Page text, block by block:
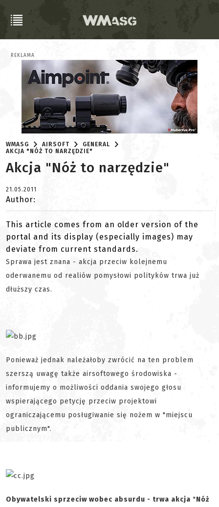
REKLAMA
WMASG AIRSOFT
GENERAL
AKCJA "NÓŻ TO NARZĘDZIE"
Akcja "Nóż to narzędzie"
21.05.2011
Author:
This article comes from an older version of the
portal and its display (especially images) may
deviate from current standards.
Sprawa jest znana - akcja przeciw kolejnemu
oderwanemu od realiów pomysłowi polityków trwa już
dłuższy czas.
Ponieważ jednak należałoby zwrócić na ten problem
szerszą uwagę także airsoftowego środowiska -
informujemy o możliwości oddania swojego głosu
wspierającego petycję przeciw projektowi
ograniczającemu posługiwanie się nożem w "miejscu
publicznym".
Obywatelski sprzeciw wobec absurdu - trwa akcja "Nóż